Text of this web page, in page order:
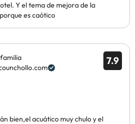
Y el tema de mejora de la
es caótico
7.9
bien,el acuático muy chulo y el